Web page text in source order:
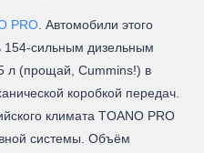
PRO. Автомобили этого
154-сильным дизельным
л (прощай, Cummins!) в
коробкой передач.
климата TOANO PRO
системы. Объём